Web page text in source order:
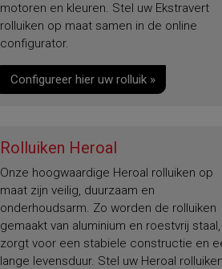
motoren en kleuren. Stel uw Ekstravert
rolluiken op maat samen in de online
configurator.
Configureer hier uw rolluik »
Rolluiken Heroal
Onze hoogwaardige Heroal rolluiken op
maat zijn veilig, duurzaam en
onderhoudsarm. Zo worden de rolluiken
gemaakt van aluminium en roestvrij
zorgt voor een stabiele constructie en
lange levensduur. Stel uw Heroal